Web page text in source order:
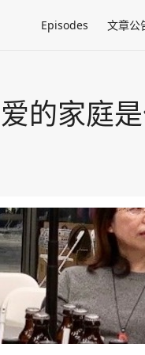
Episodes 文章公
的家庭